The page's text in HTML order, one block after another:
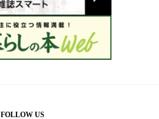
FOLLOW US